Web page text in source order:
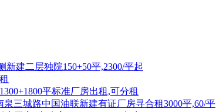
新建二层独院150+50平,2300/平起
平标准厂房出租,可分租
泉三城路中国油联新建有证厂房寻合租3000平,60/平